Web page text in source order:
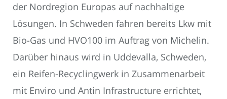
der Nordregion Europas auf nachhaltige
Lösungen. In Schweden fahren bereits Lkw mit
Bio-Gas und HVO100 im Auftrag von Michelin.
Darüber hinaus wird in Uddevalla, Schweden,
ein Reifen-Recyclingwerk in Zusammenarbeit
mit Enviro und Antin Infrastructure errichtet,